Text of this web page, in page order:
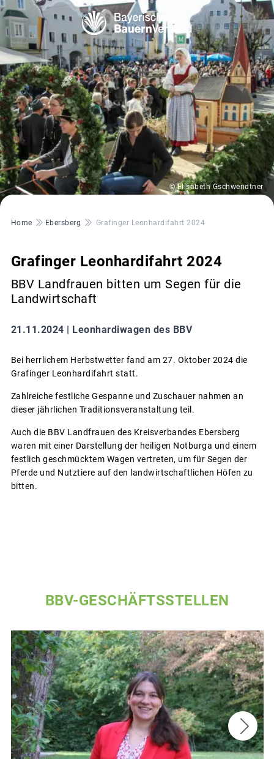
© Elisabeth Gschwendtner
Pfadnavigation
Home Ebersberg Grafinger Leonhardifahrt 2024
Grafinger Leonhardifahrt 2024
BBV Landfrauen bitten um Segen für die
Landwirtschaft
21.11.2024 | Leonhardiwagen des BBV
Bei herrlichem Herbstwetter fand am 27. Oktober 2024 die
Grafinger Leonhardifahrt statt.
Zahlreiche festliche Gespanne und Zuschauer nahmen an
dieser jährlichen Traditionsveranstaltung teil.
Auch die BBV Landfrauen des Kreisverbandes Ebersberg
waren mit einer Darstellung der heiligen Notburga und einem
festlich geschmücktem Wagen vertreten, um für Segen der
Pferde und Nutztiere auf den landwirtschaftlichen Höfen zu
bitten.
BBV-GESCHÄFTSSTELLEN